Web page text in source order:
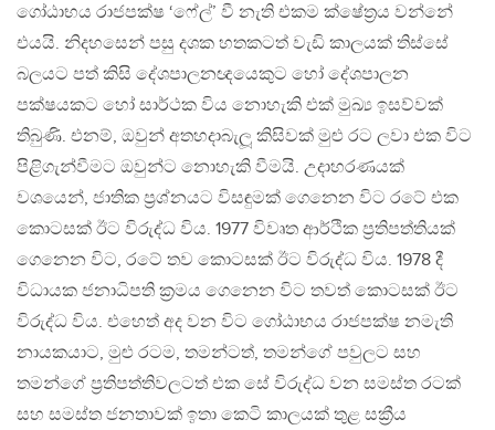
ගෝඨාභය රාජපක්ෂ ‘ෆේල්’ වී නැති එකම ක්ෂේත්‍රය වන්නේ
එයයි. නිදහසෙන් පසු දශක හතකටත් වැඩි කාලයක් තිස්සේ
බලයට පත් කිසි දේශපාලනඥයෙකුට හෝ දේශපාලන
පක්ෂයකට හෝ සාර්ථක විය නොහැකි එක් මුඛ්‍ය ඉසව්වක්
තිබුණි. එනම්, ඔවුන් අතහදාබැලූ කිසිවක් මුළු රට ලවා එක විට
පිළිගැන්වීමට ඔවුන්ට නොහැකි වීමයි. උදාහරණයක්
වශයෙන්, ජාතික ප්‍රශ්නයට විසඳුමක් ගෙනෙන විට රටේ එක
කොටසක් ඊට විරුද්ධ විය. 1977 විවෘත ආර්ථික ප්‍රතිපත්තියක්
ගෙනෙන විට, රටේ තව කොටසක් ඊට විරුද්ධ විය. 1978 දී
විධායක ජනාධිපති ක්‍රමය ගෙනෙන විට තවත් කොටසක් ඊට
විරුද්ධ විය. එහෙත් අද වන විට ගෝඨාභය රාජපක්ෂ නමැති
නායකයාට, මුළු රටම, තමන්ටත්, තමන්ගේ පවුලට සහ
තමන්ගේ ප්‍රතිපත්තිවලටත් එක සේ විරුද්ධ වන සමස්ත රටක්
සහ සමස්ත ජනතාවක් ඉතා කෙටි කාලයක් තුළ සක්‍රීය